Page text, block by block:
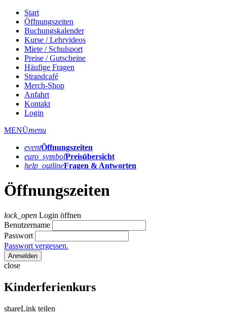
Start
Öffnungszeiten
Buchungskalender
Kurse / Lehrvideos
Miete / Schulsport
Preise / Gutscheine
Häufige Fragen
Strandcafé
Merch-Shop
Anfahrt
Kontakt
Login
MENÜmenu
eventÖffnungs­zeiten
euro_symbolPreis­übersicht
help_outlineFragen & Antworten
Öffnungszeiten
lock_open Login öffnen
Benutzername
Passwort
Passwort vergessen.
Anmelden
close
Kinderferienkurs
shareLink teilen